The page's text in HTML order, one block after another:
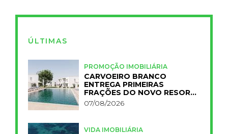
ÚLTIMAS
PROMOÇÃO IMOBILIÁRIA
CARVOEIRO BRANCO
ENTREGA PRIMEIRAS
FRAÇÕES DO NOVO RESORT
PRIMELIFE
07/08/2026
VIDA IMOBILIÁRIA